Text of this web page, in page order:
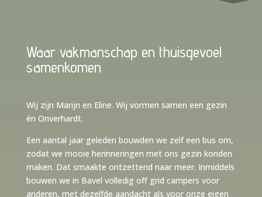
Waar vakmanschap en thuisgevoel
samenkomen
Wij zijn Marijn en Eline. Wij vormen samen een gezin
én Onverhardt.
Een aantal jaar geleden bouwden we zelf een bus om,
zodat we mooie herinneringen met ons gezin konden
maken. Dat smaakte ontzettend naar meer. Inmiddels
bouwen we in Bavel volledig off grid campers voor
anderen, met dezelfde aandacht als voor onze eigen